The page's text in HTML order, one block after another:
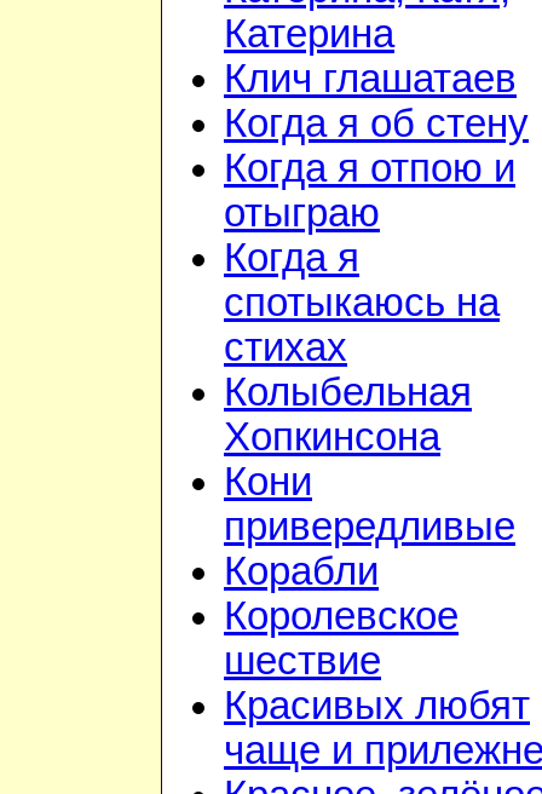
Катерина
Клич глашатаев
Когда я об стену
Когда я отпою и
отыграю
Когда я
спотыкаюсь на
стихах
Колыбельная
Хопкинсона
Кони
привередливые
Корабли
Королевское
шествие
Красивых любят
чаще и